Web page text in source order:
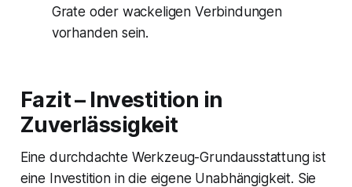
Grate oder wackeligen Verbindungen
vorhanden sein.
Fazit – Investition in
Zuverlässigkeit
Eine durchdachte Werkzeug-Grundausstattung ist
eine Investition in die eigene Unabhängigkeit. Sie